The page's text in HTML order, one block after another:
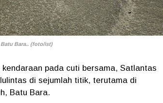
Bara.. (foto/ist)
pada cuti bersama, Satlantas
di sejumlah titik, terutama di
Batu Bara.